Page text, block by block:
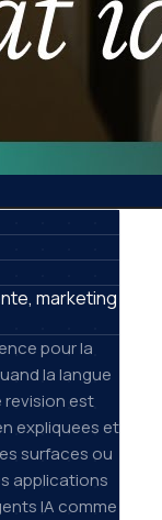
marketing
pour la
la langue
revision est
expliquees et
surfaces ou
applications
IA comme